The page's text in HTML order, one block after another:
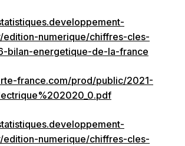
edition-numerique/chiffres-cles-
bilan-energetique-de-la-france
france.com/prod/public/2021-
edition-numerique/chiffres-cles-